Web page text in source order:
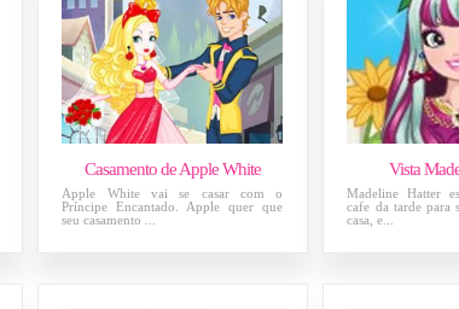
Casamento de Apple White
Apple White vai se casar com o
Príncipe Encantado. Apple quer que
seu casamento ...
Vista
Madeline Hatter
cafe da tarde para
casa, e...